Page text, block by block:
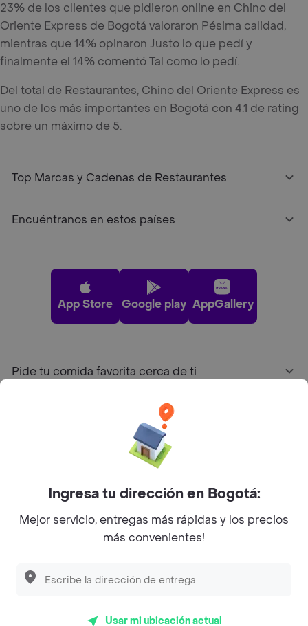
23% de los clientes que pidieron online en Chino del
Oriente Express de Bogotá valoraron Pésima calidad,
mientras que 14% opinaron Justo lo que pedí y
finalmente el 14% comentó Tal como lo pedí.
Del total de Restaurantes, Chino del Oriente Express es
uno de los más importantes en Bogotá con 4.1 de rating
sobre un máximo de 5.
Top Marcas y Cadenas de Restaurantes
Encuéntranos en estos países
App Store Google play AppGallery
Pide tu comida favorita cerca de ti
Sobre Rappi
Facebook
Twitter
Instagram
Ingresa tu dirección en Bogotá:
Mejor servicio, entregas más rápidas y los precios
más convenientes!
Usar mi ubicación actual